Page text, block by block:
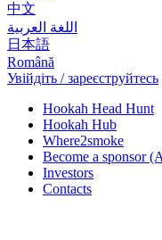
中文
اللغة العربية
日本語
Română
Увійдіть / зареєструйтесь
Hookah Head Hunt
Hookah Hub
Where2smoke
Become a sponsor
Investors
Contacts